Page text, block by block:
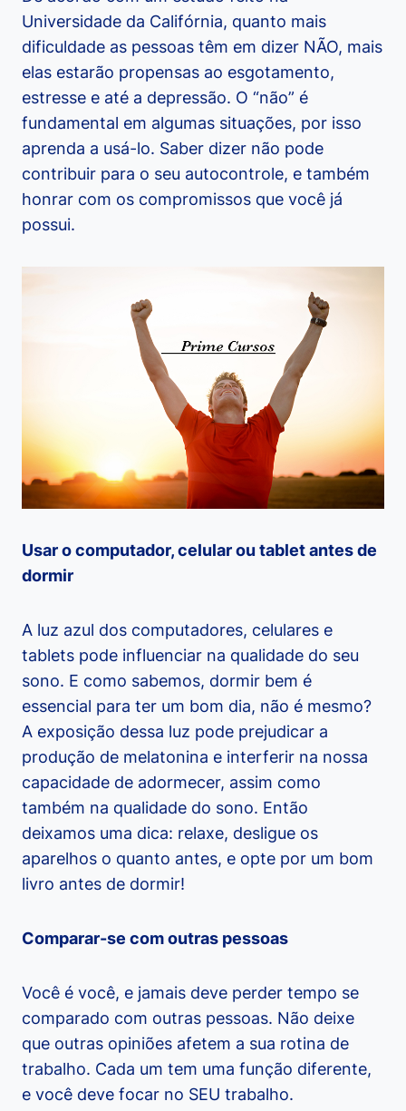
Universidade da Califórnia, quanto mais
dificuldade as pessoas têm em dizer NÃO, mais
elas estarão propensas ao esgotamento,
estresse e até a depressão. O “não” é
fundamental em algumas situações, por isso
aprenda a usá-lo. Saber dizer não pode
contribuir para o seu autocontrole, e também
honrar com os compromissos que você já
possui.
Usar o computador, celular ou tablet antes de
dormir
A luz azul dos computadores, celulares e
tablets pode influenciar na qualidade do seu
sono. E como sabemos, dormir bem é
essencial para ter um bom dia, não é mesmo?
A exposição dessa luz pode prejudicar a
produção de melatonina e interferir na nossa
capacidade de adormecer, assim como
também na qualidade do sono. Então
deixamos uma dica: relaxe, desligue os
aparelhos o quanto antes, e opte por um bom
livro antes de dormir!
Comparar-se com outras pessoas
Você é você, e jamais deve perder tempo se
comparado com outras pessoas. Não deixe
que outras opiniões afetem a sua rotina de
trabalho. Cada um tem uma função diferente,
e você deve focar no SEU trabalho.